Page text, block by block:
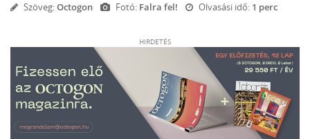
Szöveg:Octogon Fotó: Falra fel! Olvasási idő: 1 perc
HIRDETÉS